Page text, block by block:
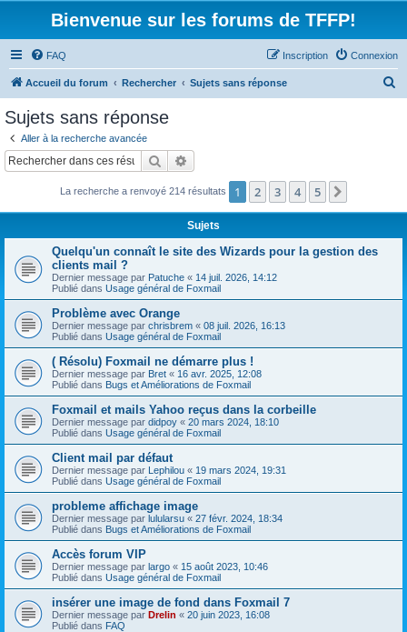
Bienvenue sur les forums de TFFP!
FAQ Connexion
Inscription
Accueil du forum Rechercher Sujets sans réponse
c
Sujets sans réponse
Aller à la recherche avancée
Rechercher
La recherche a renvoyé 214 résultats 1 2 3 4 5
Sujets
Quelqu'un connaît le site des Wizards pour la gestion des
clients mail ?
Dernier message par Patuche « 14 juil. 2026, 14:12
Publié dans Usage général de Foxmail
Problème avec Orange
Dernier message par chrisbrem « 08 juil. 2026, 16:13
Publié dans Usage général de Foxmail
( Résolu) Foxmail ne démarre plus !
Dernier message par Bret « 16 avr. 2025, 12:08
Publié dans Bugs et Améliorations de Foxmail
Foxmail et mails Yahoo reçus dans la corbeille
Dernier message par didpoy « 20 mars 2024, 18:10
Publié dans Usage général de Foxmail
Client mail par défaut
Dernier message par Lephilou « 19 mars 2024, 19:31
Publié dans Usage général de Foxmail
probleme affichage image
Dernier message par lulularsu « 27 févr. 2024, 18:34
Publié dans Bugs et Améliorations de Foxmail
Accès forum VIP
Dernier message par largo « 15 août 2023, 10:46
Publié dans Usage général de Foxmail
insérer une image de fond dans Foxmail 7
Dernier message par Drelin « 20 juin 2023, 16:08
Publié dans FAQ